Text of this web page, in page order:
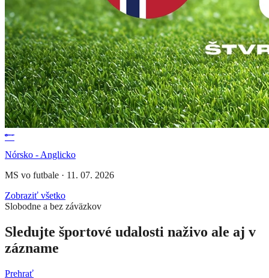
Nórsko - Anglicko
MS vo futbale · 11. 07. 2026
Zobraziť všetko
Slobodne a bez záväzkov
Sledujte športové udalosti naživo ale aj v
zázname
Prehrať